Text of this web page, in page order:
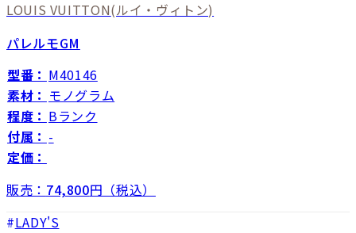
LOUIS VUITTON(ルイ・ヴィトン)
パレルモGM
型番： M40146
素材： モノグラム
程度： Bランク
付属： -
定価：
販売： 74,800円（税込）
LADY'S